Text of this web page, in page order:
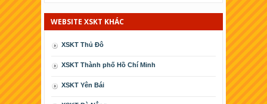
WEBSITE XSKT KHÁC
XSKT Thủ Đô
XSKT Thành phố Hồ Chí Minh
XSKT Yên Bái